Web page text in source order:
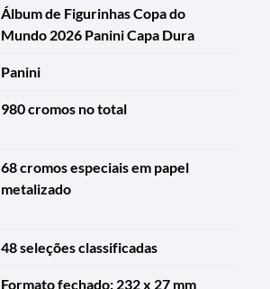
Álbum de Figurinhas Copa do
Mundo 2026 Panini Capa Dura
Panini
980 cromos no total
68 cromos especiais em papel
metalizado
48 seleções classificadas
Formato fechado: 232 x 27 mm